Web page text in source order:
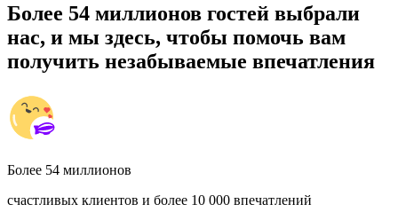
Более 54 миллионов гостей выбрали
нас, и мы здесь, чтобы помочь вам
получить незабываемые впечатления
Более 54 миллионов
счастливых клиентов и более 10 000 впечатлений